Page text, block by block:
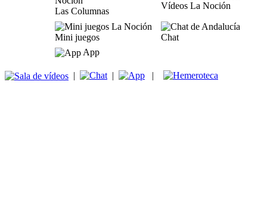
Las Columnas
Vídeos La Noción
Mini juegos
Chat
App
| | |